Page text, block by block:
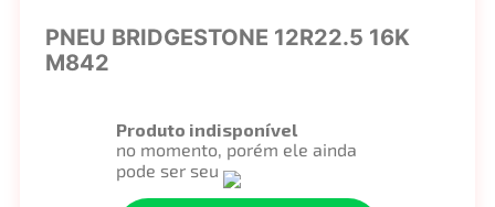
PNEU BRIDGESTONE 12R22.5 16K
M842
Produto indisponível
no momento, porém ele ainda
pode ser seu